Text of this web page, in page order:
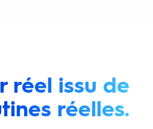
réel issu de
réelles.
elle a amélioré l’apparence de ses dents